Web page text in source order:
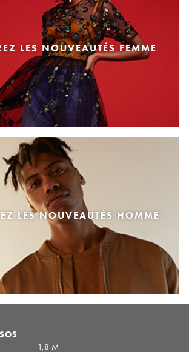
LES NOUVEAUTÉS FEMME
LES NOUVEAUTÉS HOMME
1,8 M